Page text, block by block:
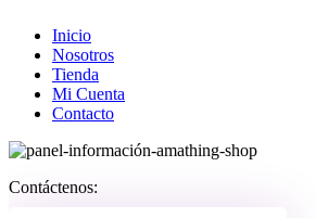
Inicio
Nosotros
Tienda
Mi Cuenta
Contacto
Contáctenos: